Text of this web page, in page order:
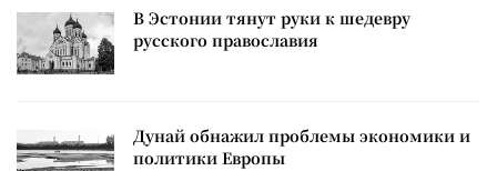
В Эстонии тянут руки к шедевру
русского православия
Дунай обнажил проблемы экономики и
политики Европы